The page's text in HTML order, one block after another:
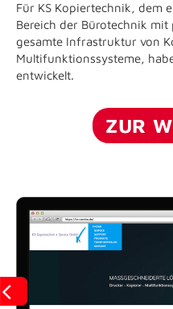
Für KS Kopiertechnik, dem
Bereich der Bürotechnik
gesamte Infrastruktur von
Multifunktionssysteme,
entwickelt.
ZUR